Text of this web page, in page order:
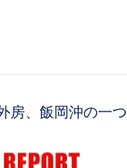
房、飯岡沖の一